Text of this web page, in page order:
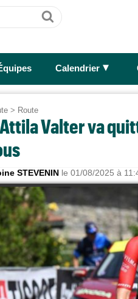
Ok
Calendrier ►
> Route
Valter va
STEVENIN le 01/08/2025 à